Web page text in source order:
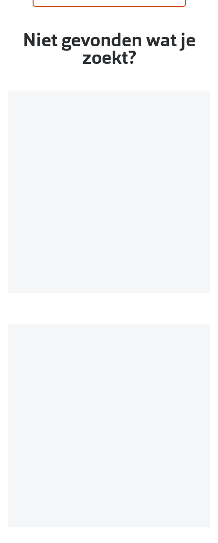
Niet gevonden wat je
zoekt?